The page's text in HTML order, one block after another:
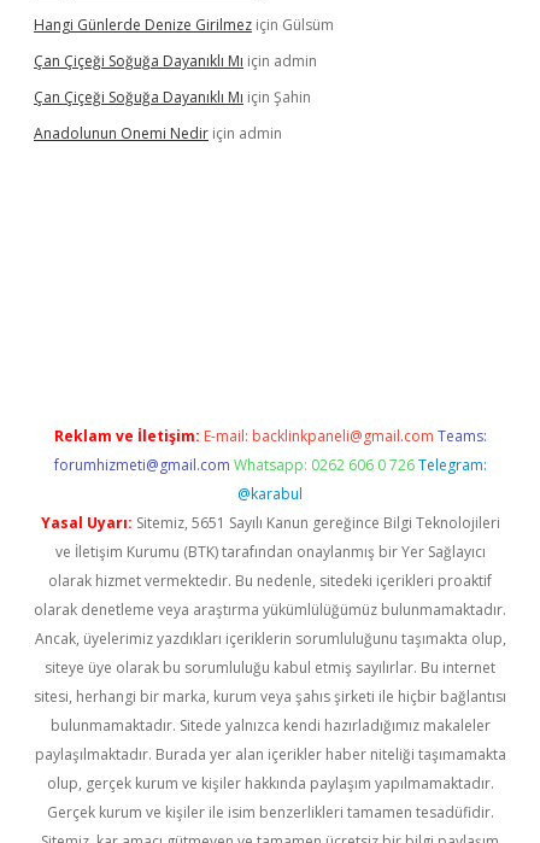
Hangi Günlerde Denize Girilmez için Gülsüm
Çan Çiçeği Soğuğa Dayanıklı Mı için admin
Çan Çiçeği Soğuğa Dayanıklı Mı için Şahin
Anadolunun Onemi Nedir için admin
Reklam ve İletişim: E-mail: backlinkpaneli@gmail.com Teams:
forumhizmeti@gmail.com Whatsapp: 0262 606 0 726 Telegram:
@karabul
Yasal Uyarı: Sitemiz, 5651 Sayılı Kanun gereğince Bilgi Teknolojileri
ve İletişim Kurumu (BTK) tarafından onaylanmış bir Yer Sağlayıcı
olarak hizmet vermektedir. Bu nedenle, sitedeki içerikleri proaktif
olarak denetleme veya araştırma yükümlülüğümüz bulunmamaktadır.
Ancak, üyelerimiz yazdıkları içeriklerin sorumluluğunu taşımakta olup,
siteye üye olarak bu sorumluluğu kabul etmiş sayılırlar. Bu internet
sitesi, herhangi bir marka, kurum veya şahıs şirketi ile hiçbir bağlantısı
bulunmamaktadır. Sitede yalnızca kendi hazırladığımız makaleler
paylaşılmaktadır. Burada yer alan içerikler haber niteliği taşımamakta
olup, gerçek kurum ve kişiler hakkında paylaşım yapılmamaktadır.
Gerçek kurum ve kişiler ile isim benzerlikleri tamamen tesadüfidir.